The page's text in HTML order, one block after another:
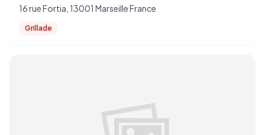
16 rue Fortia, 13001 Marseille France
Grillade